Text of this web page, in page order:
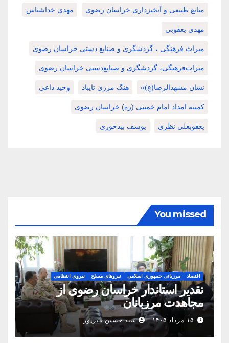
منابع طبیعی و آبخیزداری خراسان رضوی مهدی خداشناس
مهدی یعقوبی
میراث فرهنگی ، گردشگری و صنایع دستی خراسان رضوی
میراث‌فرهنگی، گردشگری و صنایع‌دستی خراسان رضوی
نشان مشهدالرضا(ع)» هنگ مرزی تایباد وحید داعی
کمیته امداد امام خمینی (ره) خراسان رضوی
یعقوبعلی نظری یوسف بیدخوری
You missed
اقتصاد مرزبانی جمهوری اسلامی نیروهای مسلح نیروی انتظامی
تقدیر استاندار خراسان رضوی از
مجاهدت مرزبانان
۱۵ مرداد ۱۴۰۵ سید حسین میرپور